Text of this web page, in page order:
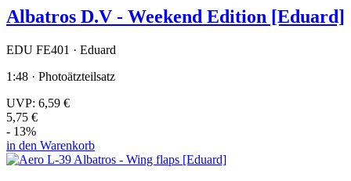
Albatros D.V - Weekend Edition [Eduard]
EDU FE401 · Eduard
1:48 · Photoätzteilsatz
UVP: 6,59 €
5,75 €
- 13%
in den Warenkorb